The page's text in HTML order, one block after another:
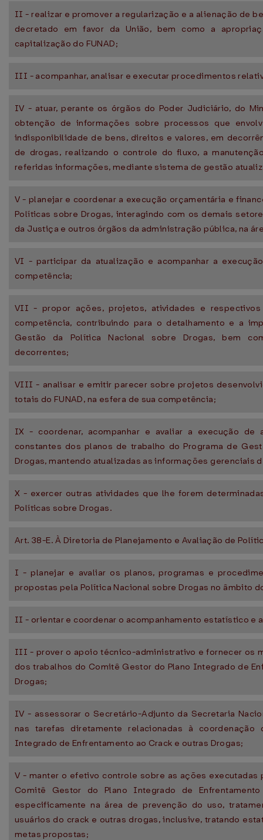
II - realizar e promover a regularização e a alienação de
decretado em favor da União, bem como a
capitalização do FUNAD;
III - acompanhar, analisar e executar procedimentos
IV - atuar, perante os órgãos do Poder Judiciário, do
obtenção de informações sobre processos que
indisponibilidade de bens, direitos e valores, em
de drogas, realizando o controle do fluxo, a
referidas informações, mediante sistema de gestão
V - planejar e coordenar a execução orçamentária e
Políticas sobre Drogas, interagindo com os demais
da Justiça e outros órgãos da administração pública, na
VI - participar da atualização e acompanhar a
competência;
VII - propor ações, projetos, atividades e
competência, contribuindo para o detalhamento e a
Gestão da Política Nacional sobre Drogas, bem
decorrentes;
VIII - analisar e emitir parecer sobre projetos
totais do FUNAD, na esfera de sua competência;
IX - coordenar, acompanhar e avaliar a execução de
constantes dos planos de trabalho do Programa de
Drogas, mantendo atualizadas as informações gerenciais
X - exercer outras atividades que lhe forem
Políticas sobre Drogas.
Art. 38-E. À Diretoria de Planejamento e Avaliação de
I - planejar e avaliar os planos, programas e
propostas pela Política Nacional sobre Drogas no âmbito
II - orientar e coordenar o acompanhamento estatístico e
III - prover o apoio técnico-administrativo e fornecer os
dos trabalhos do Comitê Gestor do Plano Integrado de
Drogas;
IV - assessorar o Secretário-Adjunto da Secretaria
nas tarefas diretamente relacionadas à
Integrado de Enfrentamento ao Crack e outras Drogas;
V - manter o efetivo controle sobre as ações
Comitê Gestor do Plano Integrado de
especificamente na área de prevenção do uso,
usuários do crack e outras drogas, inclusive, tratando
metas propostas;